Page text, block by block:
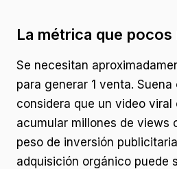
La métrica que pocos
Se necesitan
para generar 1 venta.
considera que un video viral
acumular millones de views
peso de inversión
adquisición orgánico puede